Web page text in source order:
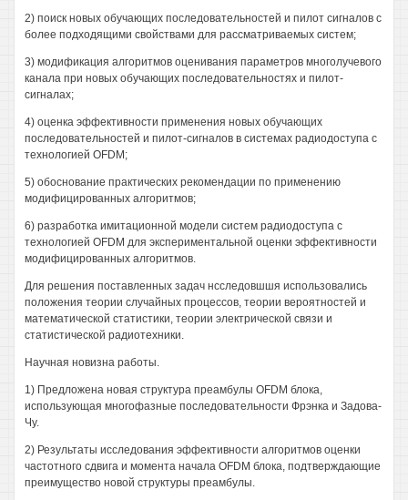
2) поиск новых обучающих последовательностей и пилот сигналов с
более подходящими свойствами для рассматриваемых систем;
3) модификация алгоритмов оценивания параметров многолучевого
канала при новых обучающих последовательностях и пилот-
сигналах;
4) оценка эффективности применения новых обучающих
последовательностей и пилот-сигналов в системах радиодоступа с
технологией OFDM;
5) обоснование практических рекомендации по применению
модифицированных алгоритмов;
6) разработка имитационной модели систем радиодоступа с
технологией OFDM для экспериментальной оценки эффективности
модифицированных алгоритмов.
Для решения поставленных задач нсследовшшя использовались
положения теории случайных процессов, теории вероятностей и
математической статистики, теории электрической связи и
статистической радиотехники.
Научная новизна работы.
1) Предложена новая структура преамбулы OFDM блока,
использующая многофазные последовательности Фрэнка и Задова-
Чу.
2) Результаты исследования эффективности алгоритмов оценки
частотного сдвига и момента начала OFDM блока, подтверждающие
преимущество новой структуры преамбулы.